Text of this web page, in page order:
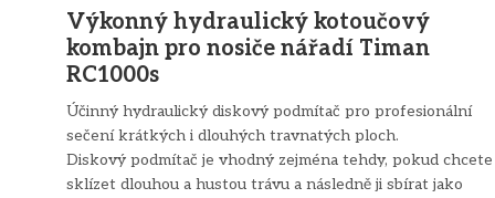
Výkonný hydraulický kotoučový
kombajn pro nosiče nářadí Timan
RC1000s
Účinný hydraulický diskový podmítač pro profesionální
sečení krátkých i dlouhých travnatých ploch.
Diskový podmítač je vhodný zejména tehdy, pokud chcete
sklízet dlouhou a hustou trávu a následně ji sbírat jako